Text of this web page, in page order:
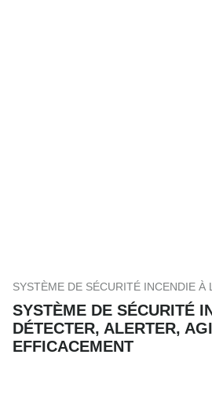
SYSTÈME DE SÉCURITÉ INCENDIE À
SYSTÈME DE SÉCURITÉ
DÉTECTER, ALERTER,
EFFICACEMENT